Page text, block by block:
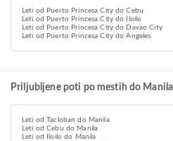
Leti od Puerto Princesa City do Cebu
Leti od Puerto Princesa City do Iloilo
Leti od Puerto Princesa City do Davao City
Leti od Puerto Princesa City do Angeles
Priljubljene poti po mestih do Manila
Leti od Tacloban do Manila
Leti od Cebu do Manila
Leti od Iloilo do Manila